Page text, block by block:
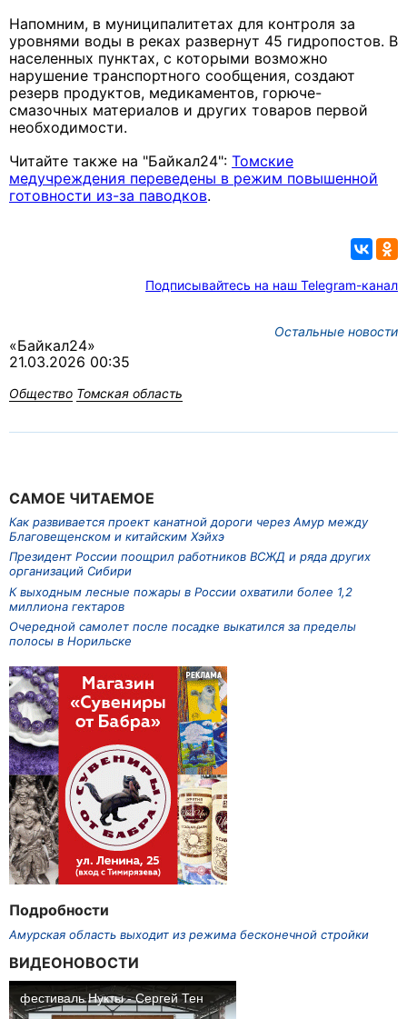
Напомним, в муниципалитетах для контроля за
уровнями воды в реках развернут 45 гидропостов. В
населенных пунктах, с которыми возможно
нарушение транспортного сообщения, создают
резерв продуктов, медикаментов, горюче-
смазочных материалов и других товаров первой
необходимости.
Читайте также на "Байкал24": Томские
медучреждения переведены в режим повышенной
готовности из-за паводков.
Подписывайтесь на наш Telegram-канал
Остальные новости
«Байкал24»
21.03.2026 00:35
Общество Томская область
САМОЕ ЧИТАЕМОЕ
Как развивается проект канатной дороги через Амур между
Благовещенском и китайским Хэйхэ
Президент России поощрил работников ВСЖД и ряда других
организаций Сибири
К выходным лесные пожары в России охватили более 1,2
миллиона гектаров
Очередной самолет после посадке выкатился за пределы
полосы в Норильске
Подробности
Амурская область выходит из режима бесконечной стройки
ВИДЕОНОВОСТИ